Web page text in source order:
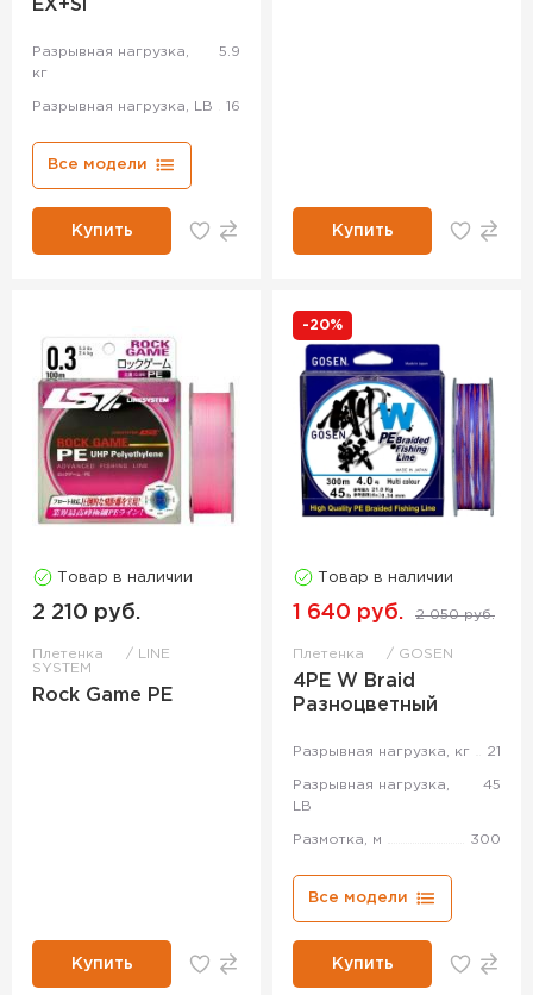
EX+Si
Разрывная нагрузка,
кг
5.9
Разрывная нагрузка, LB 16
Все модели
Купить Купить
Товар в наличии
2 210 руб.
Плетенка
LINE
SYSTEM
Rock Game PE
Купить
-20%
Товар в наличии
1 640 руб. 2 050 руб.
Плетенка GOSEN
4PE W Braid
Разноцветный
Разрывная нагрузка, кг 21
Разрывная нагрузка,
LB
45
Размотка, м 300
Все модели
Купить